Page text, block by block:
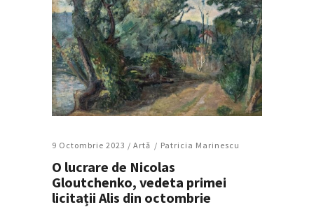
9 Octombrie 2023 / Artǎ Patricia Marinescu
O lucrare de Nicolas
Gloutchenko, vedeta primei
licitații Alis din octombrie